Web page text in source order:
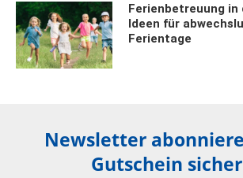
Ferienbetreuung in
Ideen für
Ferientage
Newsletter
Gutschein